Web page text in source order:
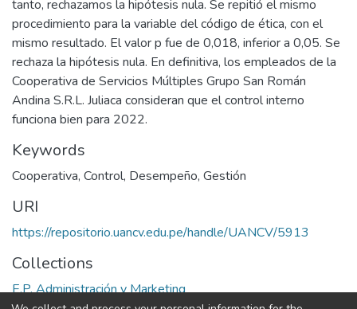
tanto, rechazamos la hipótesis nula. Se repitió el mismo
procedimiento para la variable del código de ética, con el
mismo resultado. El valor p fue de 0,018, inferior a 0,05. Se
rechaza la hipótesis nula. En definitiva, los empleados de la
Cooperativa de Servicios Múltiples Grupo San Román
Andina S.R.L. Juliaca consideran que el control interno
funciona bien para 2022.
Keywords
Cooperativa, Control, Desempeño, Gestión
URI
https://repositorio.uancv.edu.pe/handle/UANCV/5913
Collections
E.P. Administración y Marketing